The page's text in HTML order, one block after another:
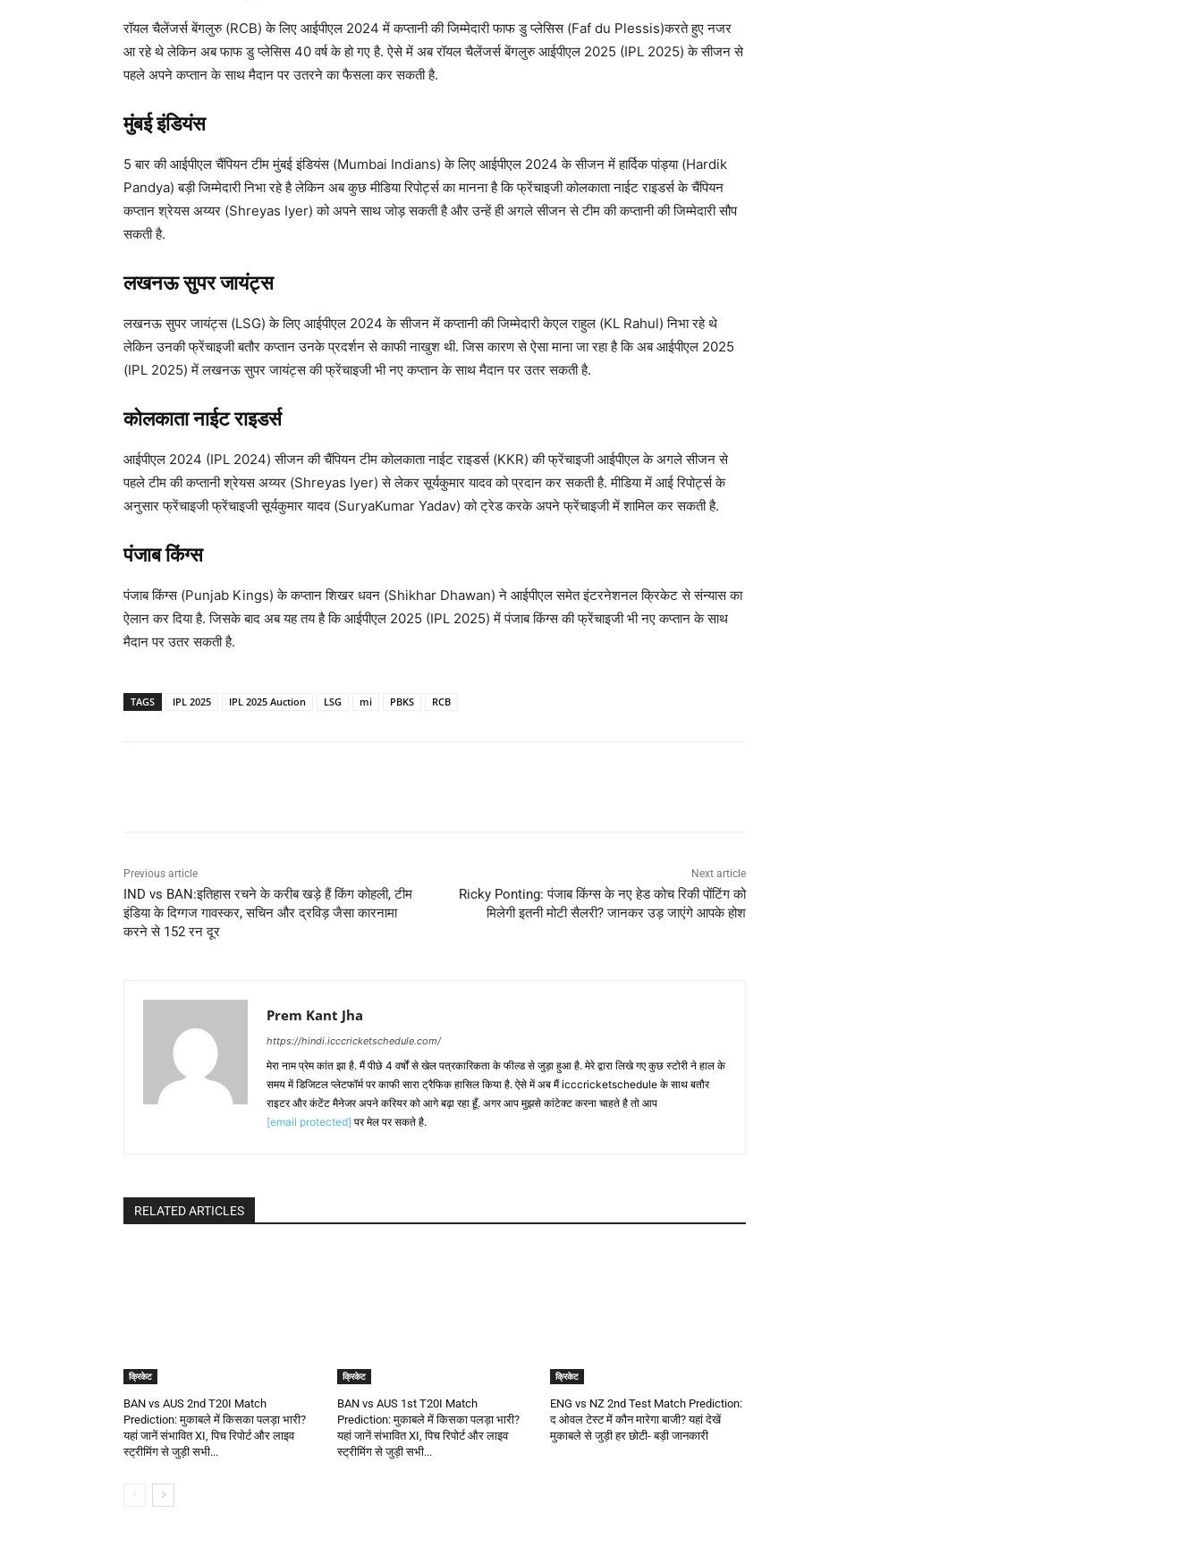
रॉयल चैलेंजर्स बेंगलुरु (RCB) के लिए आईपीएल 2024 में कप्तानी की जिम्मेदारी फाफ डु प्लेसिस (Faf du Plessis)करते हुए नजर
आ रहे थे लेकिन अब फाफ डु प्लेसिस 40 वर्ष के हो गए है. ऐसे में अब रॉयल चैलेंजर्स बेंगलुरु आईपीएल 2025 (IPL 2025) के सीजन से
पहले अपने कप्तान के साथ मैदान पर उतरने का फैसला कर सकती है.
मुंबई इंडियंस
5 बार की आईपीएल चैंपियन टीम मुंबई इंडियंस (Mumbai Indians) के लिए आईपीएल 2024 के सीजन में हार्दिक पांड्या (Hardik
Pandya) बड़ी जिम्मेदारी निभा रहे है लेकिन अब कुछ मीडिया रिपोर्ट्स का मानना है कि फ्रेंचाइजी कोलकाता नाईट राइडर्स के चैंपियन
कप्तान श्रेयस अय्यर (Shreyas Iyer) को अपने साथ जोड़ सकती है और उन्हें ही अगले सीजन से टीम की कप्तानी की जिम्मेदारी सौप
सकती है.
लखनऊ सुपर जायंट्स
लखनऊ सुपर जायंट्स (LSG) के लिए आईपीएल 2024 के सीजन में कप्तानी की जिम्मेदारी केएल राहुल (KL Rahul) निभा रहे थे
लेकिन उनकी फ्रेंचाइजी बतौर कप्तान उनके प्रदर्शन से काफी नाखुश थी. जिस कारण से ऐसा माना जा रहा है कि अब आईपीएल 2025
(IPL 2025) में लखनऊ सुपर जायंट्स की फ्रेंचाइजी भी नए कप्तान के साथ मैदान पर उतर सकती है.
कोलकाता नाईट राइडर्स
आईपीएल 2024 (IPL 2024) सीजन की चैंपियन टीम कोलकाता नाईट राइडर्स (KKR) की फ्रेंचाइजी आईपीएल के अगले सीजन से
पहले टीम की कप्तानी श्रेयस अय्यर (Shreyas Iyer) से लेकर सूर्यकुमार यादव को प्रदान कर सकती है. मीडिया में आई रिपोर्ट्स के
अनुसार फ्रेंचाइजी फ्रेंचाइजी सूर्यकुमार यादव (SuryaKumar Yadav) को ट्रेड करके अपने फ्रेंचाइजी में शामिल कर सकती है.
पंजाब किंग्स
पंजाब किंग्स (Punjab Kings) के कप्तान शिखर धवन (Shikhar Dhawan) ने आईपीएल समेत इंटरनेशनल क्रिकेट से संन्यास का
ऐलान कर दिया है. जिसके बाद अब यह तय है कि आईपीएल 2025 (IPL 2025) में पंजाब किंग्स की फ्रेंचाइजी भी नए कप्तान के साथ
मैदान पर उतर सकती है.
TAGS IPL 2025 IPL 2025 Auction LSG mi PBKS RCB
Previous article
IND vs BAN:इतिहास रचने के करीब खड़े हैं किंग कोहली, टीम
इंडिया के दिग्गज गावस्कर, सचिन और द्रविड़ जैसा कारनामा
करने से 152 रन दूर
Next article
Ricky Ponting: पंजाब किंग्स के नए हेड कोच रिकी पोंटिंग को
मिलेगी इतनी मोटी सैलरी? जानकर उड़ जाएंगे आपके होश
Prem Kant Jha
https://hindi.icccricketschedule.com/
मेरा नाम प्रेम कांत झा है. मैं पीछे 4 वर्षों से खेल पत्रकारिकता के फील्ड से जुड़ा हुआ है. मेरे द्वारा लिखे गए कुछ स्टोरी ने हाल के
समय में डिजिटल प्लेटफॉर्म पर काफी सारा ट्रैफिक हासिल किया है. ऐसे में अब मैं icccricketschedule के साथ बतौर
राइटर और कंटेंट मैनेजर अपने करियर को आगे बढ़ा रहा हूँ. अगर आप मुझसे कांटेक्ट करना चाहते है तो आप
[email protected] पर मेल पर सकते है.
RELATED ARTICLES
क्रिकेट
BAN vs AUS 2nd T20I Match
Prediction: मुकाबले में किसका पलड़ा भारी?
यहां जानें संभावित XI, पिच रिपोर्ट और लाइव
स्ट्रीमिंग से जुड़ी सभी...
क्रिकेट
BAN vs AUS 1st T20I Match
Prediction: मुकाबले में किसका पलड़ा भारी?
यहां जानें संभावित XI, पिच रिपोर्ट और लाइव
स्ट्रीमिंग से जुड़ी सभी...
क्रिकेट
ENG vs NZ 2nd Test Match Prediction:
द ओवल टेस्ट में कौन मारेगा बाजी? यहां देखें
मुकाबले से जुड़ी हर छोटी- बड़ी जानकारी